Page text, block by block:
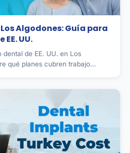
Algodones: Guía para
UU.
de EE. UU. en Los
qué planes cubren trabajo...